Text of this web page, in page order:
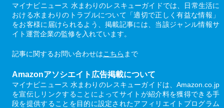
マイナビニュース 水まわりのレスキューガイドでは、日常生活に
おける水まわりのトラブルについて「適切で正しく有益な情報」
をお客様に届けられるよう、掲載記事には、当該ジャンル情報サ
イト運営企業の監修を入れています。
記事に関するお問い合わせはこちら まで
Amazonアソシエイト広告掲載について
マイナビニュース 水まわりのレスキューガイドは、Amazon.co.jp
を宣伝しリンクすることによってサイトが紹介料を獲得できる手
段を提供することを目的に設定されたアフィリエイトプログラム